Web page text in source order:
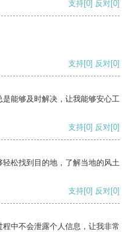
支持[0] 反对[0]
支持[0] 反对[0]
能够及时解决，让我能够安心工
支持[0] 反对[0]
松找到目的地，了解当地的风土
支持[0] 反对[0]
中不会泄露个人信息，让我非常